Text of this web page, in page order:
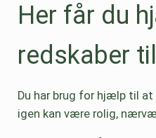
Her får du
redskaber
Du har brug for hjælp til
igen kan være rolig,